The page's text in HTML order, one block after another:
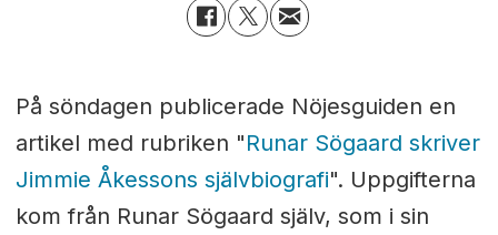
På söndagen publicerade Nöjesguiden en
artikel med rubriken "Runar Sögaard skriver
Jimmie Åkessons självbiografi". Uppgifterna
kom från Runar Sögaard själv, som i sin